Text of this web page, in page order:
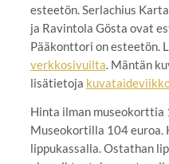
esteetön. Serlachius
ja Ravintola Gösta ovat
Pääkonttori on esteetön.
verkkosivuilta. Mäntän
lisätietoja
Hinta ilman museokorttia
Museokortilla 104
lippukassalla. Ostathan